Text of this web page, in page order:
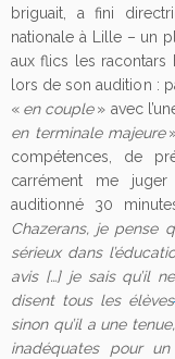
briguait, a fini
nationale à Lille – un
aux flics les racontars
lors de son audition :
« en couple» avec
en terminale majeure
compétences, de
carrément me juger
auditionné 30
Chazerans, je pense
sérieux dans
avis […] je sais qu’il
disent tous les élèves
sinon qu’il a une
inadéquates pour un